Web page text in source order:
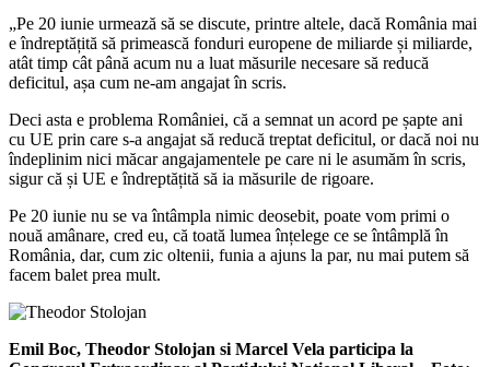
„Pe 20 iunie urmează să se discute, printre altele, dacă România mai
e îndreptățită să primească fonduri europene de miliarde și miliarde,
atât timp cât până acum nu a luat măsurile necesare să reducă
deficitul, așa cum ne-am angajat în scris.
Deci asta e problema României, că a semnat un acord pe șapte ani
cu UE prin care s-a angajat să reducă treptat deficitul, or dacă noi nu
îndeplinim nici măcar angajamentele pe care ni le asumăm în scris,
sigur că și UE e îndreptățită să ia măsurile de rigoare.
Pe 20 iunie nu se va întâmpla nimic deosebit, poate vom primi o
nouă amânare, cred eu, că toată lumea înțelege ce se întâmplă în
România, dar, cum zic oltenii, funia a ajuns la par, nu mai putem să
facem balet prea mult.
Emil Boc, Theodor Stolojan si Marcel Vela participa la